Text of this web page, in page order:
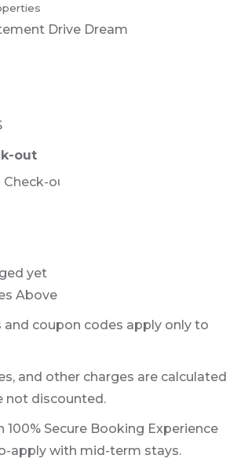
Drive Dream
out
yet
Above
and coupon codes apply only to
and other charges are calculated
not discounted.
100% Secure Booking Experience
apply with mid-term stays.